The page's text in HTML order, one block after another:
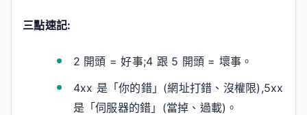
三點速記:
2 開頭 = 好事;4 跟 5 開頭 = 壞事。
4xx 是「你的錯」(網址打錯、沒權限),5xx
是「伺服器的錯」(當掉、過載)。